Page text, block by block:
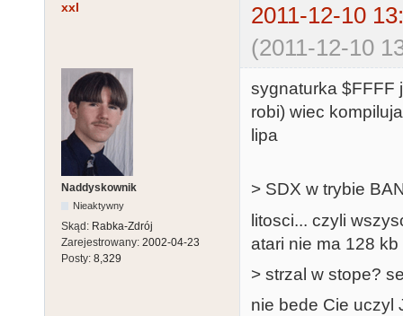
xxl
2011-12-10
(2011-12-10
Naddyskownik
Nieaktywny
Skąd: Rabka-Zdrój
Zarejestrowany: 2002-04-23
Posty: 8,329
sygnaturka $FFFF
robi) wiec
lipa
> SDX w trybie
litosci... czyli
atari nie ma 128
> strzal w stope?
nie bede Cie uczyl